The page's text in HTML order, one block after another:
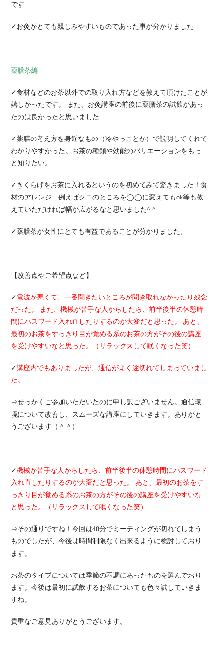
です
✓お灸がとても親しみやすいものであった事が分かりました
薬膳茶編
✓食材などのお茶以外での取り入れ方などを教えて頂けたことが
嬉しかったです。 また、お灸講座の前後に薬膳茶の試飲があっ
たのは良かったと思いました
✓薬膳の考え方を身近なもの（冷やっことか）で説明してくれて
わかりやすかった。お茶の種類や効能のバリエーションをもっ
と知りたい。
✓きくらげをお茶に入れるというのを初めてみて驚きました！食
材のアレンジ 例えばクコのところを◯◯に変えてもok等も教
えていただければ幅が広がるなと思いました^ ^
✓薬膳茶が女性にとても有益であることが分かりました。
【改善点やご希望点など】
✓ 電波が悪くて、一番聞きたいところが聞き取れなかったり残念
だった。 また、機械が苦手な人からしたら、前半後半の休憩時
間にパスワード入れ直したりするのが大変だと思った。 あと、
最初のお茶をすっきり目が覚める系のお茶の方がその後の講座
を受けやすいなと思った。（リラックスして眠くなった笑）
✓講座内でもありましたが、通信がよく途切れてしまっていまし
た。
⇒せっかくご参加いただいたのに申し訳ございません。通信環
境について改善し、スムーズな講座にしていきます。ありがと
うございます（＾＾）
✓機械が苦手な人からしたら、前半後半の休憩時間にパスワード
入れ直したりするのが大変だと思った。 あと、最初のお茶をす
っきり目が覚める系のお茶の方がその後の講座を受けやすいな
と思った。（リラックスして眠くなった笑）
⇒その通りですね！今回は40分でミーティングが切れてしまう
ものでしたが、今後は時間制限なく出来るように検討しており
ます。
お茶のタイプについては季節の不調にあったものを選んでおり
ます。今後は最初に試飲するお茶についても色々試していきま
すね。
貴重なご意見ありがとうございます。